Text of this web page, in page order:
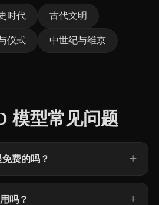
时代 古代文明
仪式 中世纪与维京
模型常见问题
费的吗？
吗？